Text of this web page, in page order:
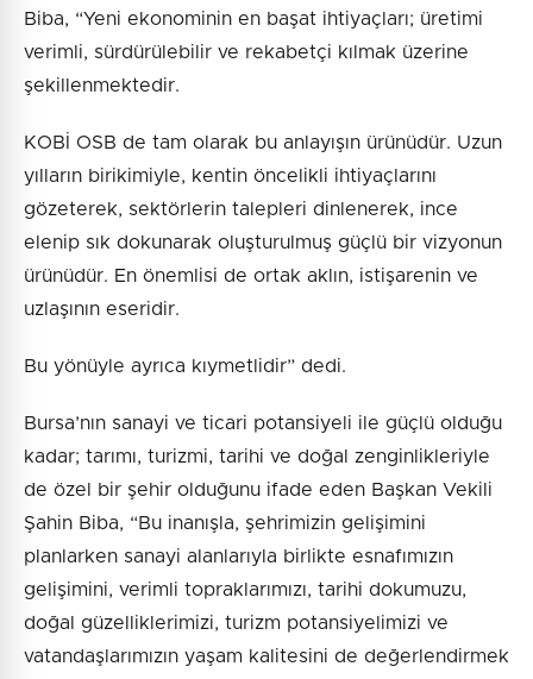
Biba, “Yeni ekonominin en başat ihtiyaçları; üretimi
verimli, sürdürülebilir ve rekabetçi kılmak üzerine
şekillenmektedir.
KOBİ OSB de tam olarak bu anlayışın ürünüdür. Uzun
yılların birikimiyle, kentin öncelikli ihtiyaçlarını
gözeterek, sektörlerin talepleri dinlenerek, ince
elenip sık dokunarak oluşturulmuş güçlü bir vizyonun
ürünüdür. En önemlisi de ortak aklın, istişarenin ve
uzlaşının eseridir.
Bu yönüyle ayrıca kıymetlidir” dedi.
Bursa’nın sanayi ve ticari potansiyeli ile güçlü olduğu
kadar; tarımı, turizmi, tarihi ve doğal zenginlikleriyle
de özel bir şehir olduğunu ifade eden Başkan Vekili
Şahin Biba, “Bu inanışla, şehrimizin gelişimini
planlarken sanayi alanlarıyla birlikte esnafımızın
gelişimini, verimli topraklarımızı, tarihi dokumuzu,
doğal güzelliklerimizi, turizm potansiyelimizi ve
vatandaşlarımızın yaşam kalitesini de değerlendirmek